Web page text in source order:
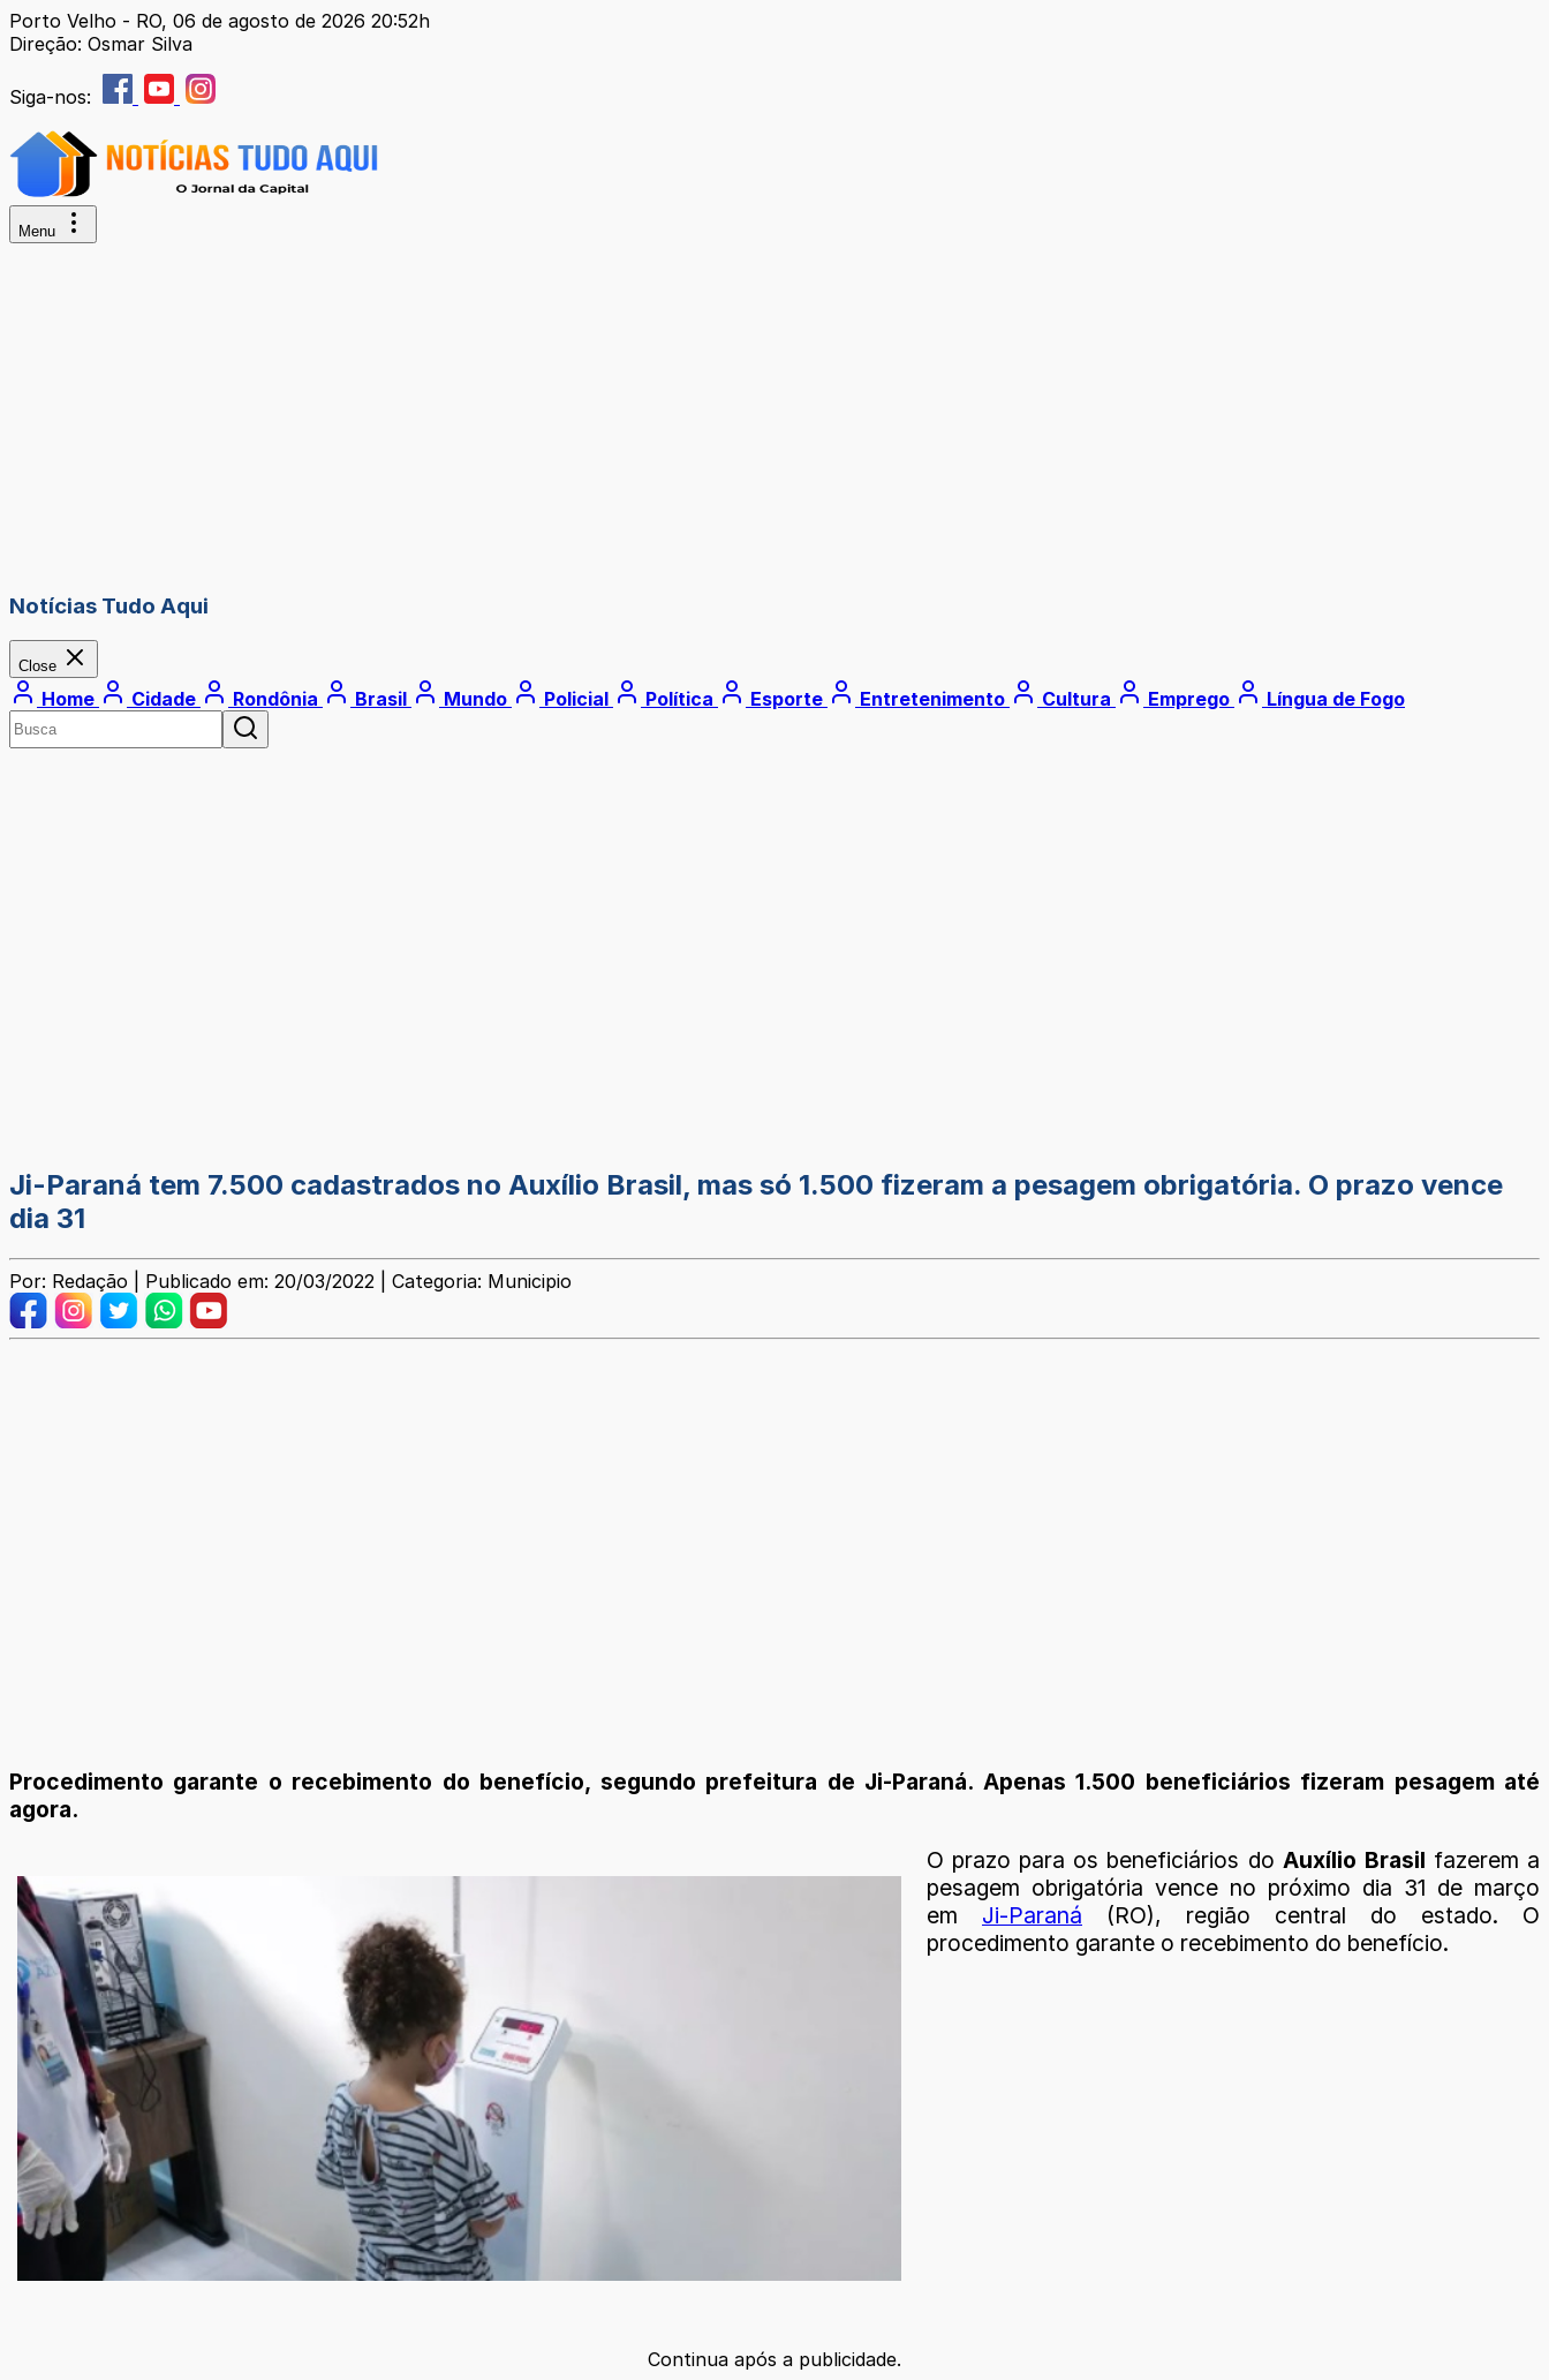
Porto Velho - RO, 06 de agosto de 2026 20:52h
Direção: Osmar Silva
Siga-nos:
Menu
Notícias Tudo Aqui
Close
Home Cidade Rondônia Brasil Mundo Policial Política Esporte Entretenimento Cultura Emprego Língua de Fogo
Ji-Paraná tem 7.500 cadastrados no Auxílio Brasil, mas só 1.500 fizeram a pesagem obrigatória. O prazo vence
dia 31
Por: Redação | Publicado em: 20/03/2022 | Categoria: Municipio
Procedimento garante o recebimento do benefício, segundo prefeitura de Ji-Paraná. Apenas 1.500 beneficiários fizeram pesagem até
agora.
O prazo para os beneficiários do Auxílio Brasil fazerem a
pesagem obrigatória vence no próximo dia 31 de março
em Ji-Paraná (RO), região central do estado. O
procedimento garante o recebimento do benefício.
Continua após a publicidade.